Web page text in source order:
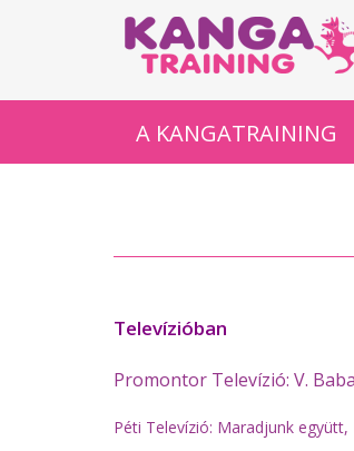
A KANGATRAINING
Televízióban
Promontor Televízió: V.
Péti Televízió: Maradjunk